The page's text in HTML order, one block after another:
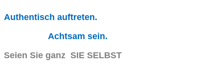
Authentisch auftreten.
Achtsam sein.
Seien Sie ganz SIE SELBST